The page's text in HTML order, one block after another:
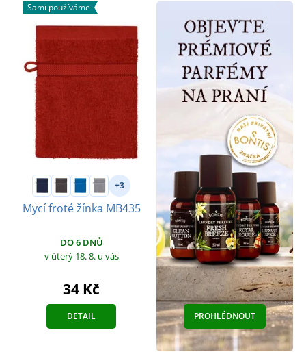
Sami používáme
+3
Mycí froté žínka MB435
DO 6 DNŮ
v úterý 18. 8. u vás
34 Kč
DETAIL PROHLÉDNOUT